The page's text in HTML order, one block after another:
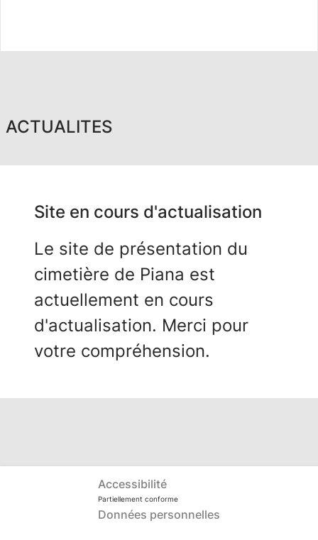
ACTUALITES
Site en cours d'actualisation
Le site de présentation du
cimetière de Piana est
actuellement en cours
d'actualisation. Merci pour
votre compréhension.
Accessibilité
Partiellement conforme
Données personnelles